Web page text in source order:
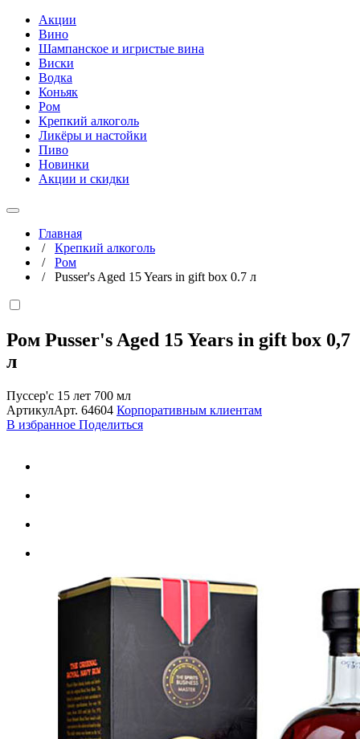
Акции
Вино
Шампанское и игристые вина
Виски
Водка
Коньяк
Ром
Крепкий алкоголь
Ликёры и настойки
Пиво
Новинки
Акции и скидки
Главная
/ Крепкий алкоголь
/ Ром
/ Pusser's Aged 15 Years in gift box 0.7 л
Ром Pusser's Aged 15 Years in gift box 0,7
л
Пуссер'с 15 лет 700 мл
АртикулАрт. 64604 Корпоративным клиентам
В избранное Поделиться